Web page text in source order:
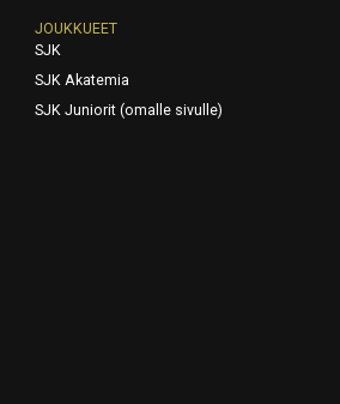
JOUKKUEET
SJK
SJK Akatemia
SJK Juniorit (omalle sivulle)